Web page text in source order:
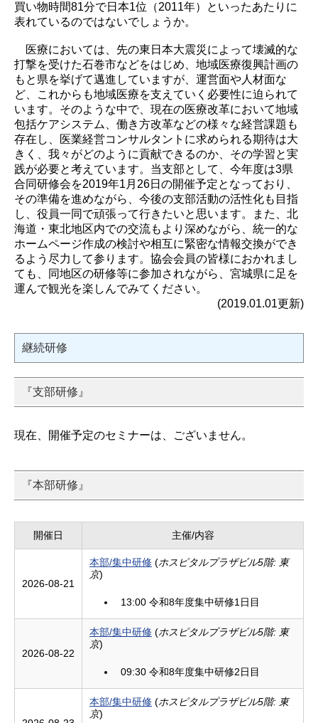
買い物時間81分で日本1位（2011年）といったあたりに
表れているのではないでしょうか。
医療においては、先の東日本大震災によって壊滅的な
打撃を受けた石巻市などをはじめ、地域医療復興計画の
もと県を挙げて邁進していますが、運営面や人材面な
ど、これからも地域医療を支えていく必要性に迫られて
います。そのような中で、現在の医療改革において地域
包括ケアシステム、働き方改革などの様々な経営課題も
存在し、医業経営コンサルタントに求められる期待は大
きく、我々がどのように貢献できるのか、その学習と実
践が必要と考えています。当支部として、今年度は3県
合同研修会を2019年1月26日の開催予定となっており、
その準備を進めながら、今後の支部活動の活性化も目指
し、役員一同で頑張って行きたいと思います。また、北
海道・東北地区内での交流もより深めながら、統一的な
ホームページ作成の検討や相互に緊密な情報交換ができ
るよう尽力して参ります。協会会員の皆様におかれまし
ても、同地区の研修等に参加されながら、宮城県に足を
運んで観光を楽しんでみてください。
(2019.01.01更新)
継続研修
『支部研修』
現在、開催予定のセミナーは、ございません。
『本部研修』
開催日 主催/内容
2026-08-21
本部/集中研修 (ホスピタルプラザビル5階: 東
京)
13:00 令和8年度集中研修1日目
2026-08-22
本部/集中研修 (ホスピタルプラザビル5階: 東
京)
09:30 令和8年度集中研修2日目
本部/集中研修 (ホスピタルプラザビル5階: 東
京)